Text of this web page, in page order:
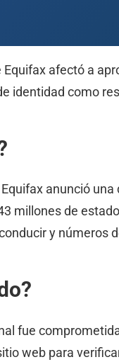
Beaumont Corpus Christi
Equifax afectó a
identidad como
anunció
millones de
y números
fue
web para